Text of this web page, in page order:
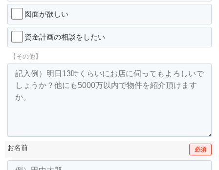
図面が欲しい
資金計画の相談をしたい
【その他】
お名前 必須